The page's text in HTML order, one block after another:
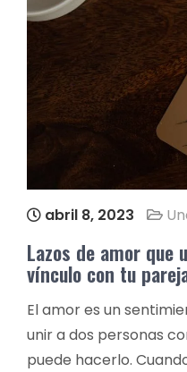
abril 8, 2023
Lazos de amor que
vínculo con tu
El amor es un
unir a dos personas
puede hacerlo.